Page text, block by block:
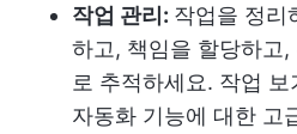
작업 관리: 작업을 정리
하고, 책임을 할당하고
로 추적하세요. 작업
자동화 기능에 대한 고